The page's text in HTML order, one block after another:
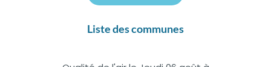
Liste des communes